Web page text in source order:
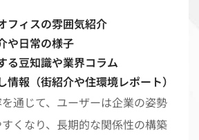
フィスの雰囲気紹介
や日常の様子
る豆知識や業界コラム
情報（街紹介や住環境レポート）
通じて、ユーザーは企業の姿勢
くなり、長期的な関係性の構築